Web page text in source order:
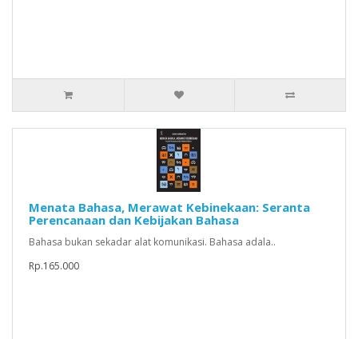
Menata Bahasa, Merawat Kebinekaan: Seranta
Perencanaan dan Kebijakan Bahasa
Bahasa bukan sekadar alat komunikasi. Bahasa adala..
Rp.165.000